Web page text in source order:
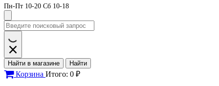
Пн-Пт 10-20 Сб 10-18
Найти в магазине Найти
Корзина Итого: 0 ₽